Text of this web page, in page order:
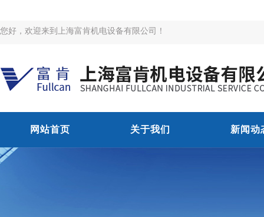
您好，欢迎来到上海富肯机电设备有限公司！
网站首页 关于我们 新闻动